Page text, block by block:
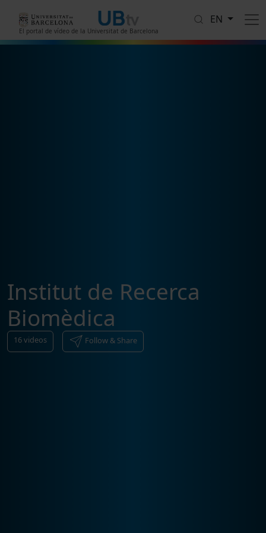
El portal de vídeo de la Universitat de Barcelona
EN
Institut de Recerca
Biomèdica
16videos Follow & Share